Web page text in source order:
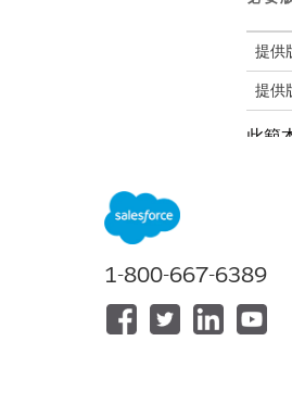
提供
提供
此範
自動
此服
1-800-667-6389